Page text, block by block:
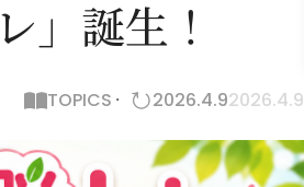
」誕生！
TOPICS 2026.4.92026.4.9